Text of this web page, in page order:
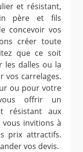
et résistant,
père et fils
concevoir vos
créer toute
que ce soit
les dalles ou la
vos carrelages.
ou pour votre
offrir un
résistant aux
invitions à
prix attractifs.
vos devis.